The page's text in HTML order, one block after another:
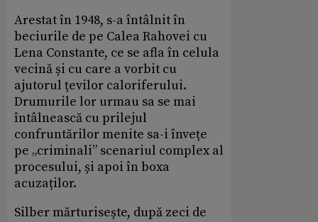
Arestat în 1948, s-a întâlnit în
beciurile de pe Calea Rahovei cu
Lena Constante, ce se afla în celula
vecină și cu care a vorbit cu
ajutorul țevilor caloriferului.
Drumurile lor urmau sa se mai
întâlnească cu prilejul
confruntărilor menite sa-i învețe
pe „criminali” scenariul complex al
procesului, și apoi în boxa
acuzaților.
Silber mărturisește, după zeci de